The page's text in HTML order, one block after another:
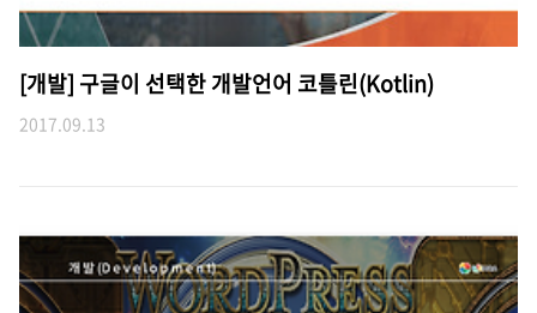
[개발] 구글이 선택한 개발언어 코틀린(Kotlin)
2017.09.13